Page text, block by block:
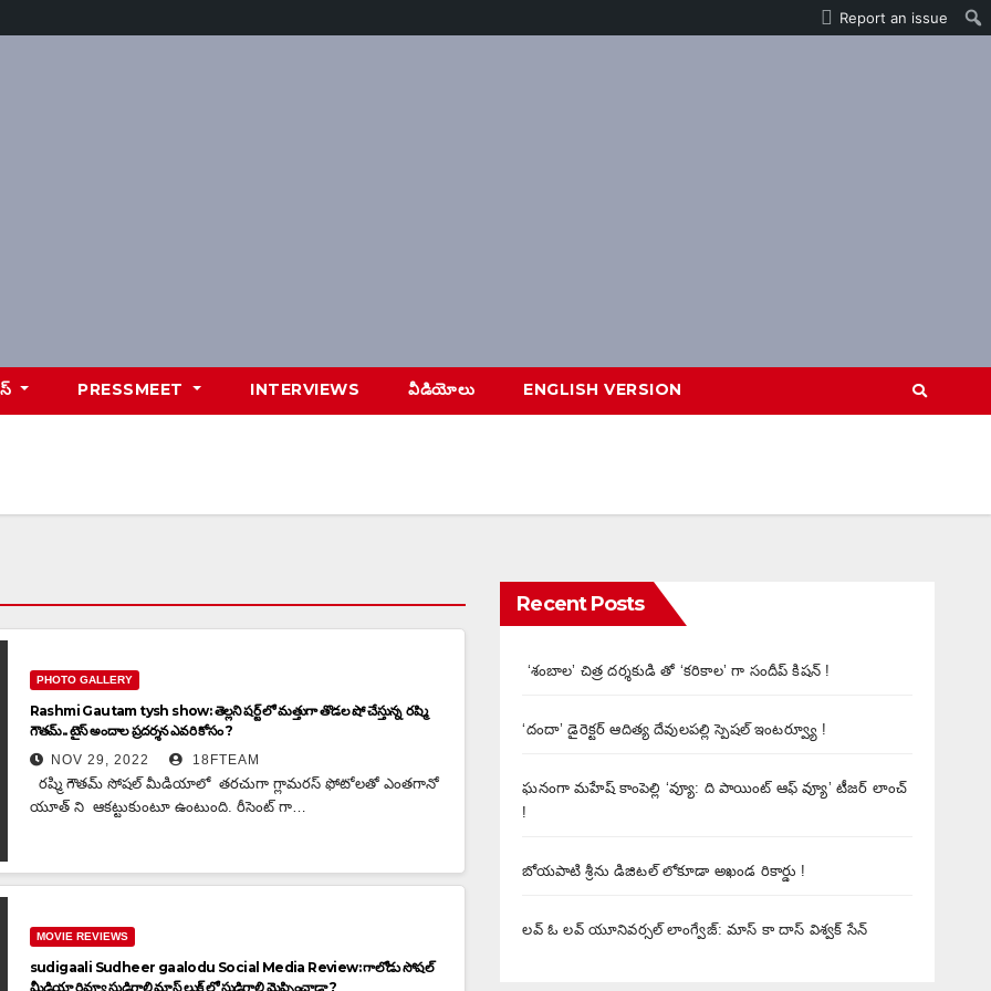
Report an issue
PRESSMEET INTERVIEWS వీడియోలు ENGLISH VERSION
PHOTO GALLERY
Rashmi Gautam tysh show: తెల్లని షర్ట్ లో మత్తుగా తొడల షో చేస్తున్న రష్మి
గౌతమ్.. టైస్ అందాల ప్రదర్శన ఎవరి కోసం ?
NOV 29, 2022 18FTEAM
రష్మి గౌతమ్ సోషల్ మీడియాలో తరచుగా గ్లామరస్ ఫోటోలతో ఎంతగానో
యూత్ ని ఆకట్టుకుంటూ ఉంటుంది. రీసెంట్ గా…
MOVIE REVIEWS
sudigaali Sudheer gaalodu Social Media Review: గాలోడు సోషల్
మీడియా రివ్యూ సుడిగాలి మాస్ లుక్ లో సుడిగాలి మెప్పించాడా ?
Recent Posts
‘శంబాల’ చిత్ర దర్శకుడి తో ‘కరికాల’ గా సందీప్ కిషన్ !
‘దందా’ డైరెక్ట‌ర్ ఆదిత్య దేవులపల్లి స్పెషల్ ఇంటర్వ్యూ !
ఘనంగా మహేష్ కాంపెల్లి ‘వ్యూ: ది పాయింట్ ఆఫ్ వ్యూ’ టీజర్ లాంచ్
!
బోయపాటి శ్రీను డిజిటల్‌ లోకూడా అఖండ రికార్డు !
లవ్ ఓ లవ్ యూనివర్సల్ లాంగ్వేజ్‌: మాస్ కా దాస్ విశ్వక్ సేన్